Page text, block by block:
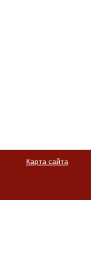
Карта сайта